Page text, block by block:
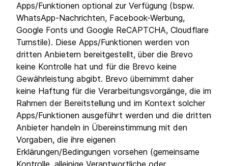
Apps/Funktionen optional zur Verfügung (bspw.
WhatsApp-Nachrichten, Facebook-Werbung,
Google Fonts und Google ReCAPTCHA, Cloudflare
Turnstile). Diese Apps/Funktionen werden von
dritten Anbietern bereitgestellt, über die Brevo
keine Kontrolle hat und für die Brevo keine
Gewährleistung abgibt. Brevo übernimmt daher
keine Haftung für die Verarbeitungsvorgänge, die im
Rahmen der Bereitstellung und im Kontext solcher
Apps/Funktionen ausgeführt werden und die dritten
Anbieter handeln in Übereinstimmung mit den
Vorgaben, die ihre eigenen
Erklärungen/Bedingungen vorsehen (gemeinsame
Kontrolle, alleinige Verantwortliche oder